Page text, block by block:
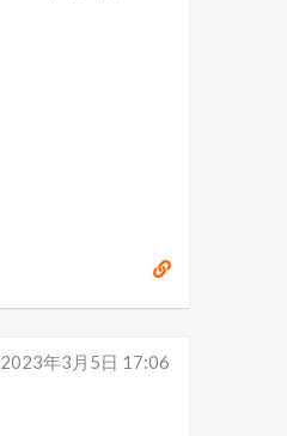
2023年3月5日 17:06